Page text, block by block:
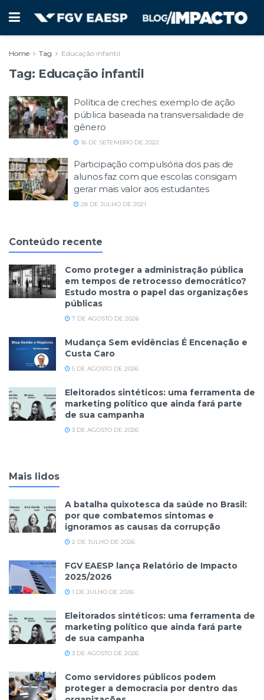
Home Tag Educação infantil
Tag: Educação infantil
Política de creches: exemplo de ação
pública baseada na transversalidade de
gênero
16 DE SETEMBRO DE 2022
Participação compulsória dos pais de
alunos faz com que escolas consigam
gerar mais valor aos estudantes
28 DE JULHO DE 2021
Conteúdo recente
Como proteger a administração pública
em tempos de retrocesso democrático?
Estudo mostra o papel das organizações
públicas
7 DE AGOSTO DE 2026
Mudança Sem evidências É Encenação e
Custa Caro
5 DE AGOSTO DE 2026
Eleitorados sintéticos: uma ferramenta de
marketing político que ainda fará parte
de sua campanha
3 DE AGOSTO DE 2026
Mais lidos
A batalha quixotesca da saúde no Brasil:
por que combatemos sintomas e
ignoramos as causas da corrupção
2 DE JULHO DE 2026
FGV EAESP lança Relatório de Impacto
2025/2026
1 DE JULHO DE 2026
Eleitorados sintéticos: uma ferramenta de
marketing político que ainda fará parte
de sua campanha
3 DE AGOSTO DE 2026
Como servidores públicos podem
proteger a democracia por dentro das